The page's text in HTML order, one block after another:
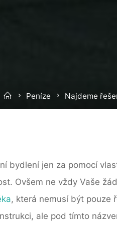
HomePeníze Najdeme
bydlení jen za pomocí
Ovšem ne vždy Vaše
, která nemusí být pouze
ale pod tímto